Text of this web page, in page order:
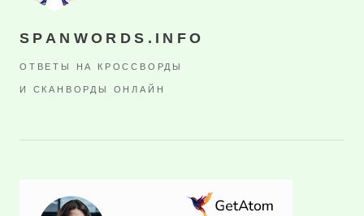
SPANWORDS.INFO
ОТВЕТЫ НА КРОССВОРДЫ
И СКАНВОРДЫ ОНЛАЙН